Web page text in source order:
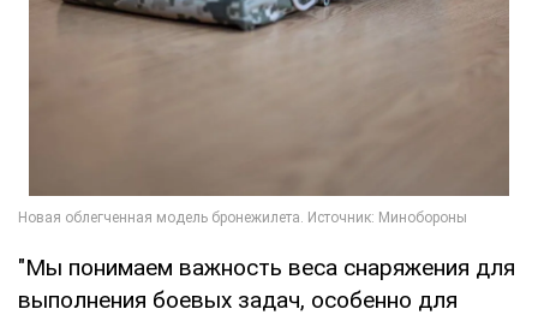
"Мы понимаем важность веса снаряжения для
выполнения боевых задач, особенно для